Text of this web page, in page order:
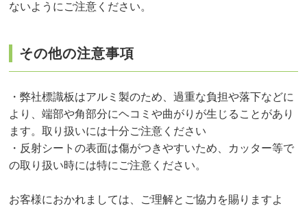
ないようにご注意ください。
その他の注意事項
・弊社標識板はアルミ製のため、過重な負担や落下などに
より、端部や角部分にヘコミや曲がりが生じることがあり
ます。取り扱いには十分ご注意ください
・反射シートの表面は傷がつきやすいため、カッター等で
の取り扱い時には特にご注意ください。
お客様におかれましては、ご理解とご協力を賜りますよ